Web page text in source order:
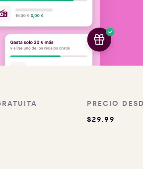
PRECIO
$29.99